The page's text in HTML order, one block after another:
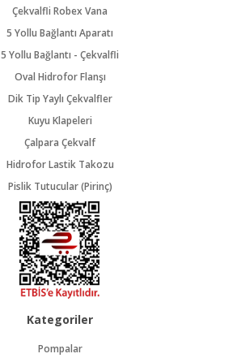
Çekvalfli Robex Vana
5 Yollu Bağlantı Aparatı
5 Yollu Bağlantı - Çekvalfli
Oval Hidrofor Flanşı
Dik Tip Yaylı Çekvalfler
Kuyu Klapeleri
Çalpara Çekvalf
Hidrofor Lastik Takozu
Pislik Tutucular (Pirinç)
Kategoriler
Pompalar